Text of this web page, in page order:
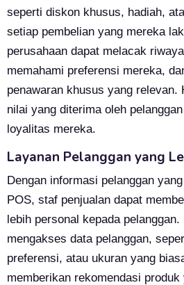
seperti diskon khusus, hadiah,
setiap pembelian yang mereka
perusahaan dapat melacak
memahami preferensi mereka,
penawaran khusus yang relevan.
nilai yang diterima oleh
loyalitas mereka.
Layanan Pelanggan yang
Dengan informasi pelanggan
POS, staf penjualan dapat
lebih personal kepada
mengakses data pelanggan,
preferensi, atau ukuran yang
memberikan rekomendasi